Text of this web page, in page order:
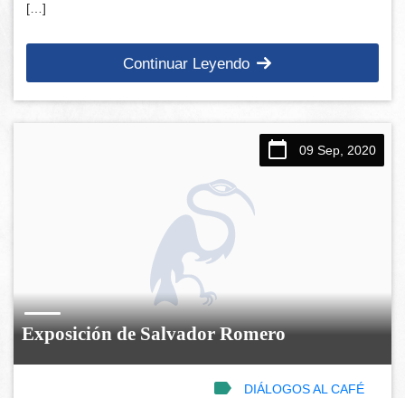
[…]
Continuar Leyendo
09 Sep, 2020
Exposición de Salvador Romero
DIÁLOGOS AL CAFÉ